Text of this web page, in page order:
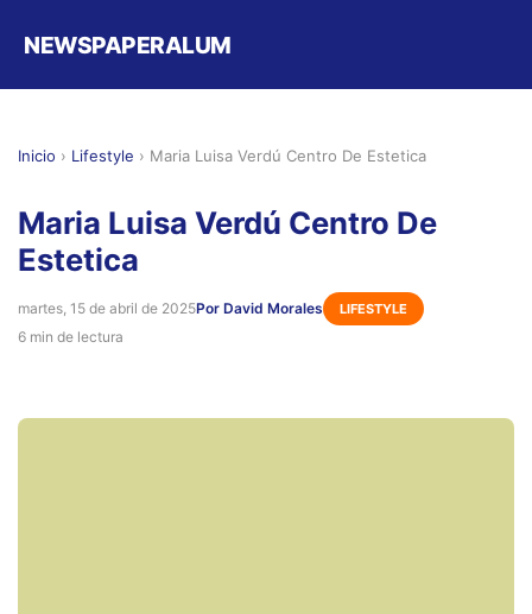
NEWSPAPERALUM
Inicio › Lifestyle › Maria Luisa Verdú Centro De Estetica
Maria Luisa Verdú Centro De
Estetica
martes, 15 de abril de 2025Por David Morales LIFESTYLE
6 min de lectura